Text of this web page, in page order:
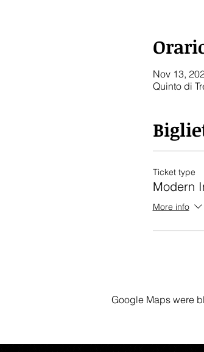
Nov 13,
Quinto di
Ticket type
Modern
More info
Google Maps were